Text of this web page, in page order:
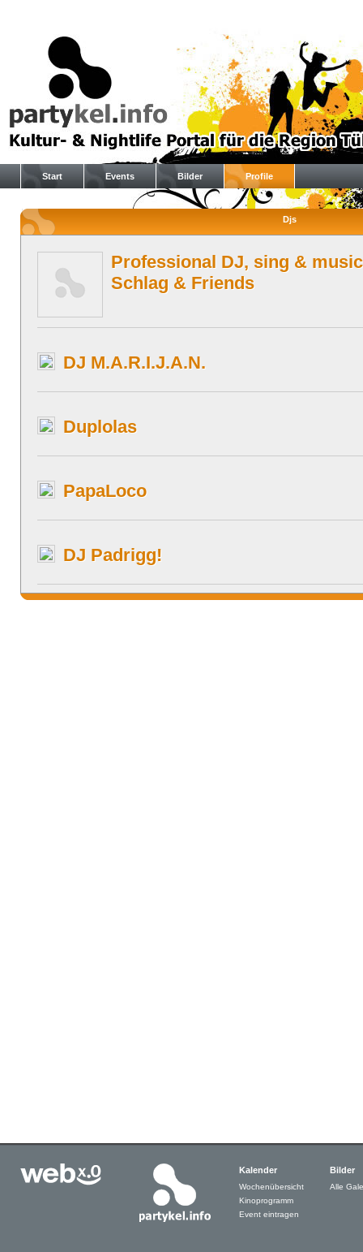
Start Events Bilder Profile
Djs
Professional DJ, sing &
Schlag & Friends
DJ M.A.R.I.J.A.N.
Duplolas
PapaLoco
DJ Padrigg!
Kalender
Wochenübersicht
Kinoprogramm
Event eintragen
Bilder
Alle